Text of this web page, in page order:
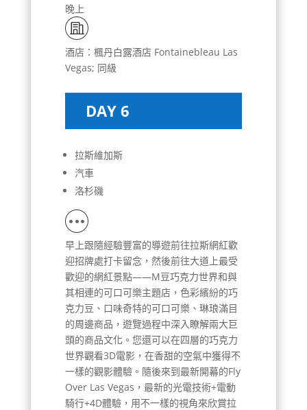
晚上
酒店：楓丹白露酒店 Fontainebleau Las
Vegas; 同級
DAY 6
拉斯維加斯
汽車
洛杉磯
早上跟隨經驗豐富的導遊前往拉斯網紅歡
迎招牌處打卡留念，然後前往大道上最受
歡迎的網紅景點——M豆巧克力世界和與
其相連的可口可樂主題店，色彩繽紛的巧
克力豆、口味奇特的可口可樂、琳琅滿目
的周邊商品，遊覽過程中深入瞭解兩大巨
頭的商品文化。您還可以在四層的巧克力
世界觀看3D電影，在香甜的空氣中獲得不
一樣的觀影體驗。隨後來到最新開幕的Fly
Over Las Vegas，最新的光電技術+電動
騎行+4D體驗，用不一樣的視角來欣賞拉